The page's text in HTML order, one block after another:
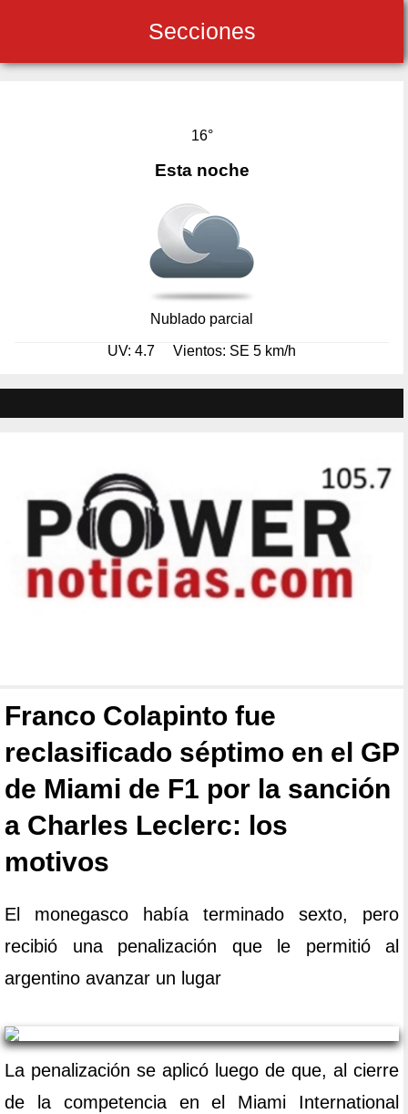
Secciones
16°
Esta noche
Nublado parcial
UV: 4.7 Vientos: SE 5 km/h
Franco Colapinto fue
reclasificado séptimo en el GP
de Miami de F1 por la sanción
a Charles Leclerc: los
motivos
El monegasco había terminado sexto, pero
recibió una penalización que le permitió al
argentino avanzar un lugar
La penalización se aplicó luego de que, al cierre
de la competencia en el Miami International